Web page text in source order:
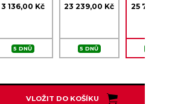
3 136,00 Kč
5 DNŮ
23 239,00 Kč
5 DNŮ
25 759,00
VLOŽIT DO KOŠÍKU